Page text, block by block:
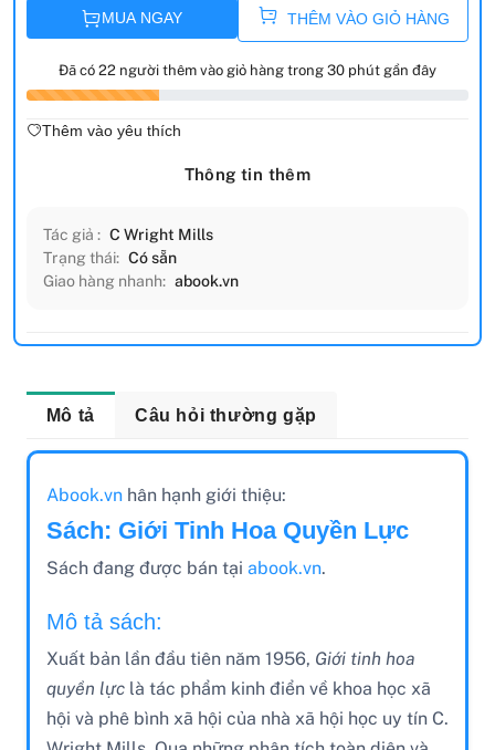
MUA NGAY THÊM VÀO GIỎ HÀNG
Đã có 22 người thêm vào giỏ hàng trong 30 phút gần đây
Thêm vào yêu thích
Thông tin thêm
Tác giả : C Wright Mills
Trạng thái: Có sẵn
Giao hàng nhanh: abook.vn
Mô tả Câu hỏi thường gặp
Abook.vnhân hạnh giới thiệu:
Sách: Giới Tinh Hoa Quyền Lực
Sách đang được bán tại abook.vn.
Mô tả sách:
Xuất bản lần đầu tiên năm 1956, Giới tinh hoa
quyền lựclà tác phẩm kinh điển về khoa học xã
hội và phê bình xã hội của nhà xã hội học uy tín C.